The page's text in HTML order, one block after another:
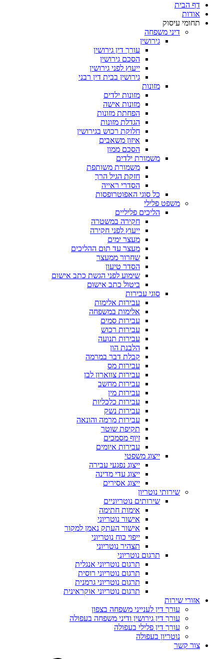
דף הבית
אודות
תחומי עיסוק
דיני משפחה
גירושין
עורך דין גירושין
הסכם גירושין
ייעוץ לפני גירושין
גירושין בבית דין רבני
מזונות
מזונות ילדים
מזונות אישה
הפחתת מזונות
הגדלת מזונות
חלוקת רכוש בגירושין
איזון משאבים
הסכם ממון
משמורת ילדים
משמורת משותפת
חזקת הגיל הרך
הסדרי ראייה
כל סוגי האפוטרופסות
משפט פלילי
הליכים פליליים
חקירה במשטרה
ייעוץ לפני חקירה
מעצר ימים
מעצר עד תום ההליכים
שחרור ממעצר
הסדר טיעון
שימוע לפני הגשת כתב אישום
ביטול כתב אישום
סוגי עבירות
עבירות אלימות
אלימות במשפחה
עבירות סמים
עבירות רכוש
עבירות תנועה
הלבנת הון
קבלת דבר במרמה
עבירות מס
עבירות צווארון לבן
עבירות מחשב
עבירות מין
עבירות כלכליות
עבירות נשק
עבירות מרמה והונאה
תקיפת שוטר
זיוף מסמכים
עבירות איומים
ייצוג משפטי
ייצוג נפגעי עבירה
ייצוג עדי מדינה
ייצוג אסירים
שירותי נוטריון
שירותים נוטריוניים
אימות חתימה
אישור נוטריוני
אישור העתק נאמן למקור
ייפוי כוח נוטריוני
תצהיר נוטריוני
תרגום נוטריוני
תרגום נוטריוני אנגלית
תרגום נוטריוני רוסית
תרגום נוטריוני גרמנית
תרגום נוטריוני אוקראינית
אזורי שירות
עורך דין לענייני משפחה בצפון
עורך דין גירושין ודיני משפחה בעפולה
עורך דין פלילי בעפולה
נוטריון בעפולה
צור קשר